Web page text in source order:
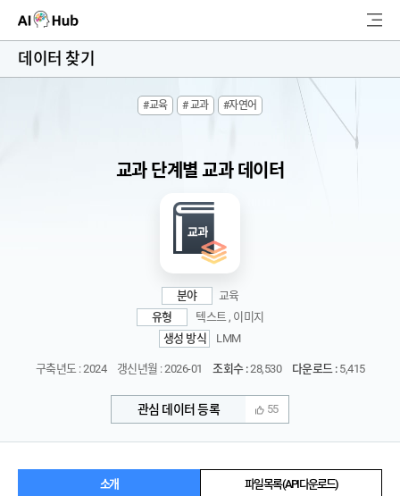
AI-Hub
색
데이터 찾기
#교육 # 교과 #자연어
교과 단계별 교과 데이터
분야
교육
유형
텍스트 , 이미지
생성 방식
LMM
구축년도 : 2024 갱신년월 : 2026-01 조회수 :28,530 다운로드 :5,415
관심 데이터 등록 55
소개 파일 목록 (API 다운로드)